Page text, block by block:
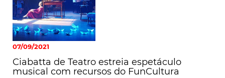
07/09/2021
Ciabatta de Teatro estreia espetáculo
musical com recursos do FunCultura